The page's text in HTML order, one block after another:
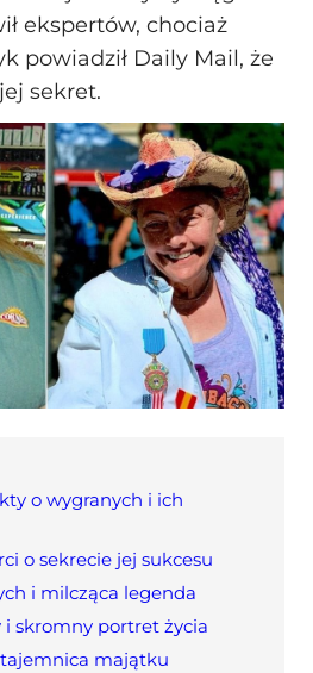
ekspertów, chociaż
powiadził Daily Mail, że
sekret.
o wygranych i ich
o sekrecie jej sukcesu
i milcząca legenda
i skromny portret życia
majątku